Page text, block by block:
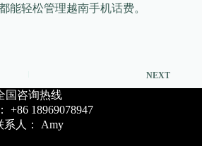
能轻松管理越南手机话费。
NEXT
国咨询热线
18969078947
系人： Amy